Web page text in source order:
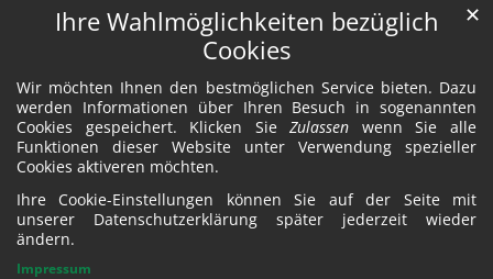
Ihre Wahlmöglichkeiten bezüglich
Cookies
Wir möchten Ihnen den bestmöglichen Service bieten. Dazu
werden Informationen über Ihren Besuch in sogenannten
Cookies gespeichert. Klicken SieZulassen wenn Sie alle
Funktionen dieser Website unter Verwendung spezieller
Cookies aktiveren möchten.
Ihre Cookie-Einstellungen können Sie auf der Seite mit
unserer Datenschutzerklärung später jederzeit wieder
ändern.
✕
Impressum